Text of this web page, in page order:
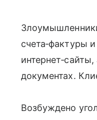
счета‑фактуры
документах.
Возбуждено